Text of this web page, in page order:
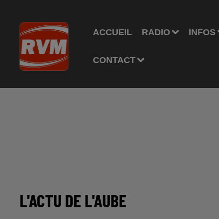
ACCUEIL RADIO INFOS
CONTACT
L'ACTU DE L'AUBE